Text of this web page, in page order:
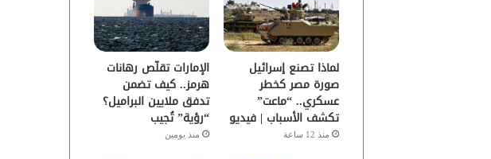
و
ك
ر
ب
ق
ر
ا
م
لماذا تصنع إسرائيل
صورة مصر كخطر
عسكري.. “ماعت”
تكشف الأسباب | فيديو
منذ 12 ساعة
الإمارات تقلّص رهانات
هرمز.. كيف تضمن
تدفق ملايين البراميل؟
“رؤية” تُجيب
منذ يومين